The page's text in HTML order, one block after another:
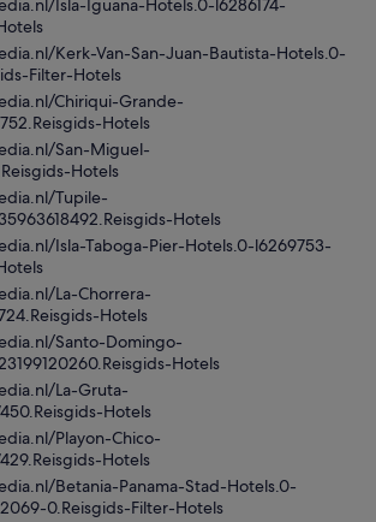
Isla-Iguana-Hotels.0-l6286174-
Kerk-Van-San-Juan-Bautista-Hotels.0-
Filter-Hotels
Chiriqui-Grande-
Hotels
San-Miguel-
Hotels
Tupile-
Hotels
Isla-Taboga-Pier-Hotels.0-l6269753-
La-Chorrera-
Hotels
Santo-Domingo-
Hotels
La-Gruta-
Hotels
Playon-Chico-
Hotels
Betania-Panama-Stad-Hotels.0-
0.Reisgids-Filter-Hotels